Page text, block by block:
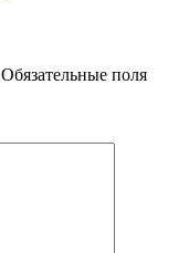
Обязательные поля